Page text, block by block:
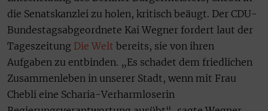
die Senatskanzlei zu holen, kritisch beäugt. Der CDU-
Bundestagsabgeordnete Kai Wegner fordert laut der
Tageszeitung Die Welt bereits, sie von ihren
Aufgaben zu entbinden. „Es schadet dem friedlichen
Zusammenleben in unserer Stadt, wenn mit Frau
Chebli eine Scharia-Verharmloserin